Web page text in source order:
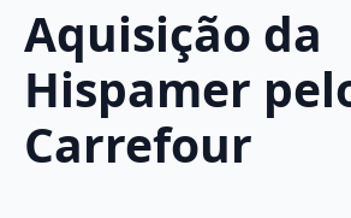
Aquisição da
Hispamer
Carrefour